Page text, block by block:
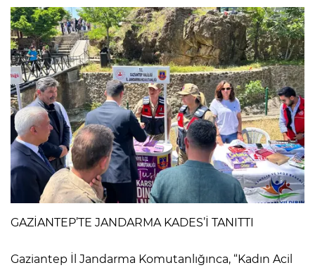
GAZİANTEP’TE JANDARMA KADES’İ TANITTI
Gaziantep İl Jandarma Komutanlığınca, “Kadın Acil